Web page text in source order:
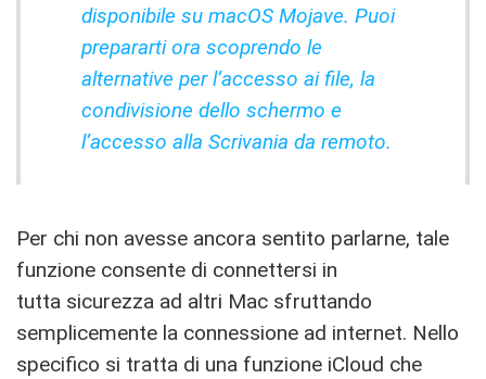
disponibile su macOS Mojave. Puoi
prepararti ora scoprendo le
alternative per l’accesso ai file, la
condivisione dello schermo e
l’accesso alla Scrivania da remoto.
Per chi non avesse ancora sentito parlarne, tale
funzione consente di connettersi in
tutta sicurezza ad altri Mac sfruttando
semplicemente la connessione ad internet. Nello
specifico si tratta di una funzione iCloud che